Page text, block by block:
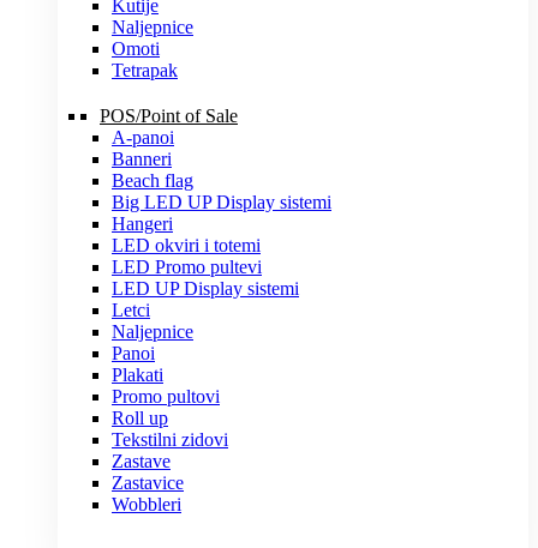
Kutije
Naljepnice
Omoti
Tetrapak
POS/Point of Sale
A-panoi
Banneri
Beach flag
Big LED UP Display sistemi
Hangeri
LED okviri i totemi
LED Promo pultevi
LED UP Display sistemi
Letci
Naljepnice
Panoi
Plakati
Promo pultovi
Roll up
Tekstilni zidovi
Zastave
Zastavice
Wobbleri